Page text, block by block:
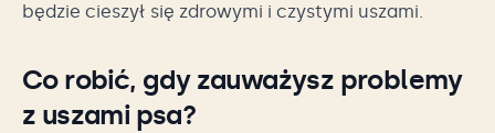
będzie cieszył się zdrowymi i czystymi uszami.
Co robić, gdy zauważysz problemy
z uszami psa?